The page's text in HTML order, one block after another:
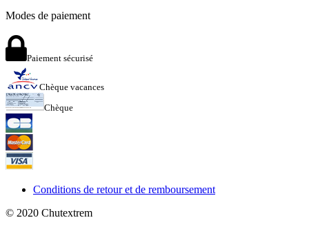
Modes de paiement
Paiement sécurisé
Chèque vacances
Chèque
Conditions de retour et de remboursement
© 2020 Chutextrem